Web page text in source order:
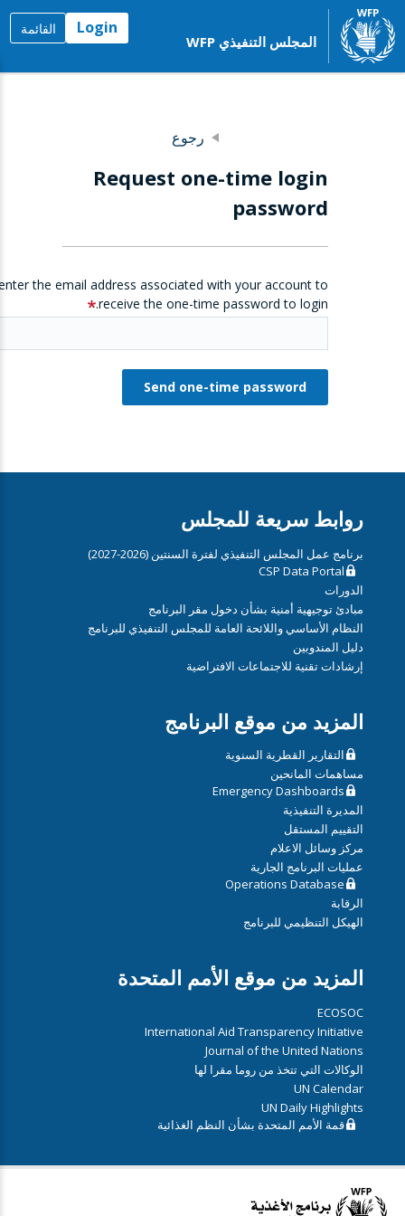
المجلس التنفيذي WFP
Login القائمة
رجوع
Request one-time login
password
the email address associated with your account to
receive the one-time password to login.
روابط سريعة للمجلس
برنامج عمل المجلس التنفيذي لفترة السنتين (2026-2027)
CSP Data Portal
الدورات
مبادئ توجيهية أمنية بشأن دخول مقر البرنامج
النظام الأساسي واللائحة العامة للمجلس التنفيذي للبرنامج
دليل المندوبين
إرشادات تقنية للاجتماعات الافتراضية
المزيد من موقع البرنامج
التقارير القطرية السنوية
مساهمات المانحين
Emergency Dashboards
المديرة التنفيذية
التقييم المستقل
مركز وسائل الاعلام
عمليات البرنامج الجارية
Operations Database
الرقابة
الهيكل التنظيمي للبرنامج
المزيد من موقع الأمم المتحدة
ECOSOC
International Aid Transparency Initiative
Journal of the United Nations
الوكالات التي تتخذ من روما مقرا لها
UN Calendar
UN Daily Highlights
قمة الأمم المتحدة بشأن النظم الغذائية